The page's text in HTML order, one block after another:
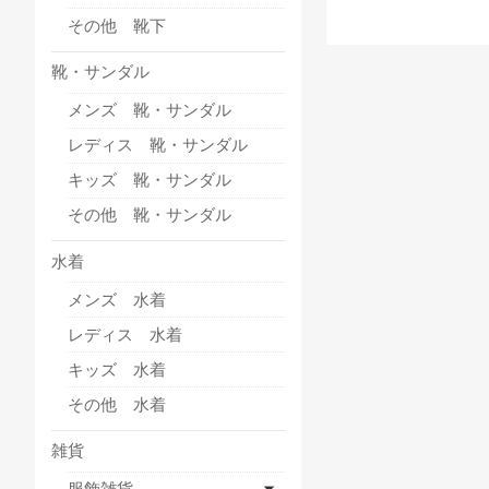
その他 靴下
靴・サンダル
メンズ 靴・サンダル
レディス 靴・サンダル
キッズ 靴・サンダル
その他 靴・サンダル
水着
メンズ 水着
レディス 水着
キッズ 水着
その他 水着
雑貨